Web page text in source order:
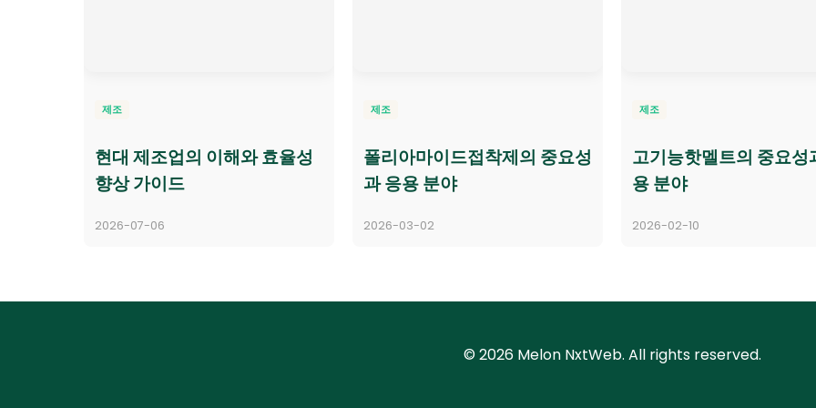
제조
현대 제조업의 이해와 효율성
향상 가이드
2026-07-06
제조
폴리아마이드접착제의 중요성
과 응용 분야
2026-03-02
제조
고기능핫멜트의 중요성
용 분야
2026-02-10
© 2026 Melon NxtWeb. All rights reserved.